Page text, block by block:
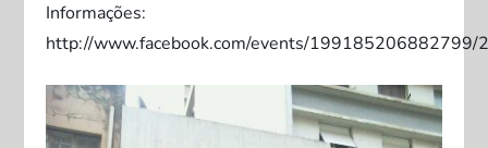
Informações:
http://www.facebook.com/events/